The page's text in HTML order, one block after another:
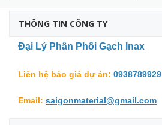
THÔNG TIN CÔNG TY
Đại Lý Phân Phối Gạch Inax
Liên hệ báo giá dự án: 0938789929
Email: saigonmaterial@gmail.com